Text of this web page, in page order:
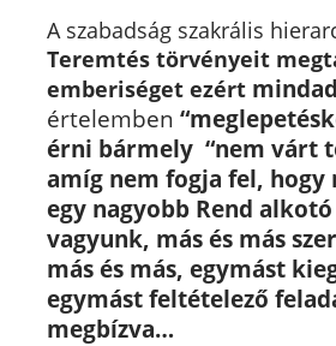
A szabadság szakrális
Teremtés törvényeit
emberiséget ezért
értelemben
érni bármely “nem várt
amíg nem fogja fel, hogy
egy nagyobb Rend
vagyunk, más és más
más és más, egymást
egymást feltételező
megbízva…